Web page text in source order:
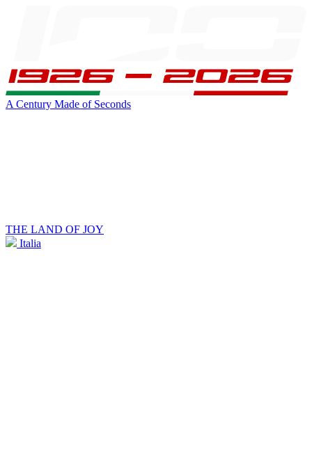
A Century Made of Seconds
THE LAND OF JOY
Italia